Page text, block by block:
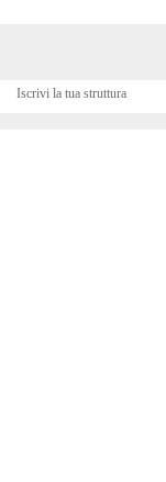
Iscrivi la tua struttura